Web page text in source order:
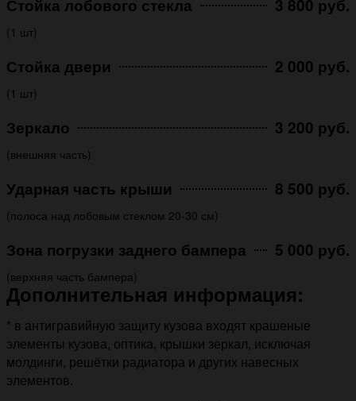
Стойка лобового стекла 3 800 руб.
(1 шт)
Стойка двери 2 000 руб.
(1 шт)
Зеркало 3 200 руб.
(внешняя часть)
Ударная часть крыши 8 500 руб.
(полоса над лобовым стеклом 20-30 см)
Зона погрузки заднего бампера 5 000 руб.
(верхняя часть бампера)
Дополнительная информация:
* в антигравийную защиту кузова входят крашеные
элементы кузова, оптика, крышки зеркал, исключая
молдинги, решётки радиатора и других навесных
элементов.